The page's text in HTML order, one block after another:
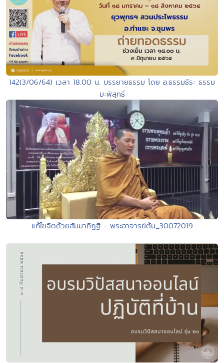
142(3/06/64) เวลา 18.00 น. บรรยายธรรม โดย อ.ธรรมธีระ ธรรม
มะพิสุทธิ์
แก้ไขจิตด้วยสัมมาทิฏฐิ - พระอาจารย์ต้น_30072019